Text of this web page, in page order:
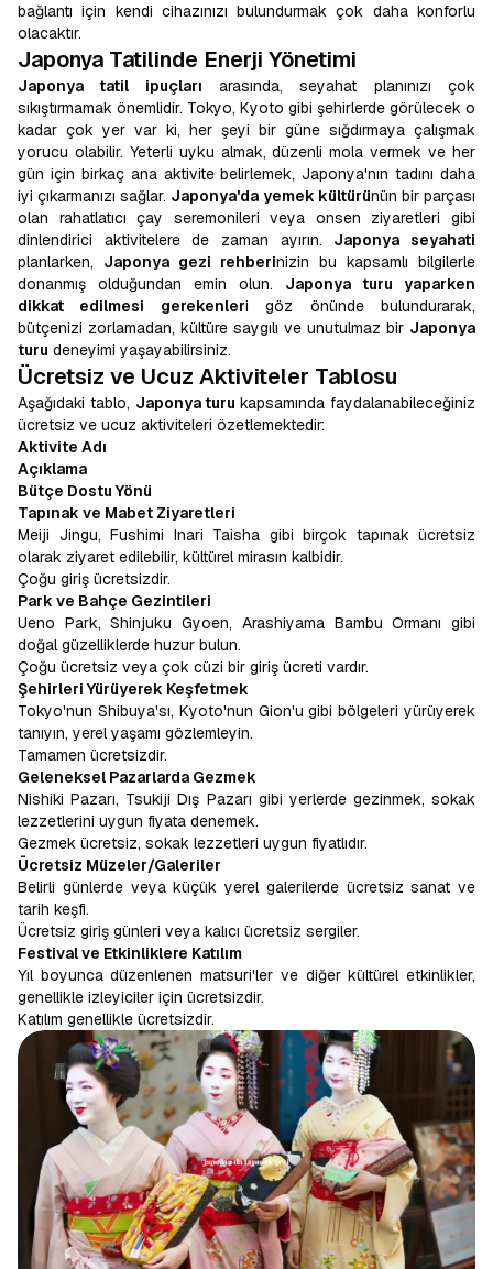
bağlantı için kendi cihazınızı bulundurmak çok daha konforlu
olacaktır.
Japonya Tatilinde Enerji Yönetimi
Japonya tatil ipuçları arasında, seyahat planınızı çok
sıkıştırmamak önemlidir. Tokyo, Kyoto gibi şehirlerde görülecek o
kadar çok yer var ki, her şeyi bir güne sığdırmaya çalışmak
yorucu olabilir. Yeterli uyku almak, düzenli mola vermek ve her
gün için birkaç ana aktivite belirlemek, Japonya'nın tadını daha
iyi çıkarmanızı sağlar. Japonya'da yemek kültürünün bir parçası
olan rahatlatıcı çay seremonileri veya onsen ziyaretleri gibi
dinlendirici aktivitelere de zaman ayırın. Japonya seyahati
planlarken, Japonya gezi rehberinizin bu kapsamlı bilgilerle
donanmış olduğundan emin olun. Japonya turu yaparken
dikkat edilmesi gerekenleri göz önünde bulundurarak,
bütçenizi zorlamadan, kültüre saygılı ve unutulmaz bir Japonya
turu deneyimi yaşayabilirsiniz.
Ücretsiz ve Ucuz Aktiviteler Tablosu
Aşağıdaki tablo, Japonya turukapsamında faydalanabileceğiniz
ücretsiz ve ucuz aktiviteleri özetlemektedir:
Aktivite Adı
Açıklama
Bütçe Dostu Yönü
Tapınak ve Mabet Ziyaretleri
Meiji Jingu, Fushimi Inari Taisha gibi birçok tapınak ücretsiz
olarak ziyaret edilebilir, kültürel mirasın kalbidir.
Çoğu giriş ücretsizdir.
Park ve Bahçe Gezintileri
Ueno Park, Shinjuku Gyoen, Arashiyama Bambu Ormanı gibi
doğal güzelliklerde huzur bulun.
Çoğu ücretsiz veya çok cüzi bir giriş ücreti vardır.
Şehirleri Yürüyerek Keşfetmek
Tokyo'nun Shibuya'sı, Kyoto'nun Gion'u gibi bölgeleri yürüyerek
tanıyın, yerel yaşamı gözlemleyin.
Tamamen ücretsizdir.
Geleneksel Pazarlarda Gezmek
Nishiki Pazarı, Tsukiji Dış Pazarı gibi yerlerde gezinmek, sokak
lezzetlerini uygun fiyata denemek.
Gezmek ücretsiz, sokak lezzetleri uygun fiyatlıdır.
Ücretsiz Müzeler/Galeriler
Belirli günlerde veya küçük yerel galerilerde ücretsiz sanat ve
tarih keşfi.
Ücretsiz giriş günleri veya kalıcı ücretsiz sergiler.
Festival ve Etkinliklere Katılım
Yıl boyunca düzenlenen matsuri'ler ve diğer kültürel etkinlikler,
genellikle izleyiciler için ücretsizdir.
Katılım genellikle ücretsizdir.